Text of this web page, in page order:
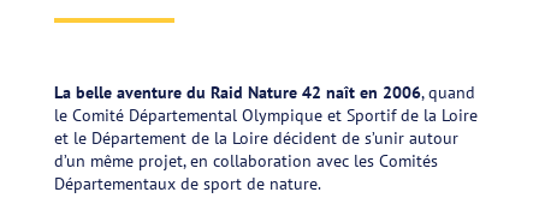
La belle aventure du Raid Nature 42 naît en 2006, quand
le Comité Départemental Olympique et Sportif de la Loire
et le Département de la Loire décident de s’unir autour
d’un même projet, en collaboration avec les Comités
Départementaux de sport de nature.